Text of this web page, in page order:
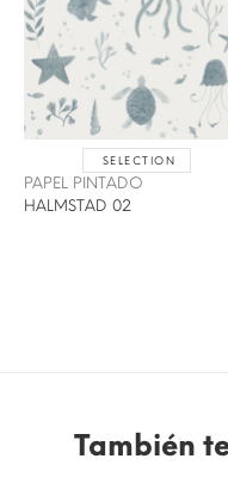
SELECTION
PAPEL PINTADO
HALMSTAD 02
También